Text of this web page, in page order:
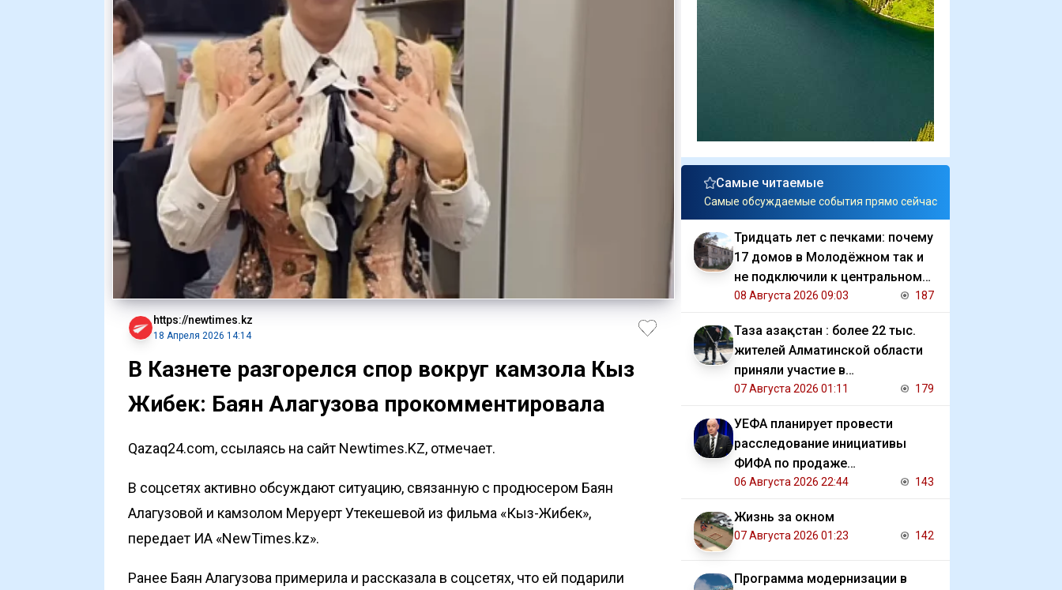
https://newtimes.kz
18 Апреля 2026 14:14
В Казнете разгорелся спор вокруг камзола Кыз
Жибек: Баян Алагузова прокомментировала
Qazaq24.com, ссылаясь на сайт Newtimes.KZ, отмечает.
В соцсетях активно обсуждают ситуацию, связанную с продюсером Баян
Алагузовой и камзолом Меруерт Утекешевой из фильма «Кыз-Жибек»,
передает ИА «NewTimes.kz».
Ранее Баян Алагузова примерила и рассказала в соцсетях, что ей подарили
Самые читаемые
Самые обсуждаемые события прямо сейчас
Тридцать лет с печками: почему
17 домов в Молодёжном так и
не подключили к центральному
отоплению
08 Августа 2026 09:03 187
Таза Қазақстан : более 22 тыс.
жителей Алматинской области
приняли участие в
экологической акции
07 Августа 2026 01:11 179
УЕФА планирует провести
расследование инициативы
ФИФА по продаже
коммерческих прав на ЧМ
06 Августа 2026 22:44 143
Жизнь за окном
07 Августа 2026 01:23 142
Программа модернизации в